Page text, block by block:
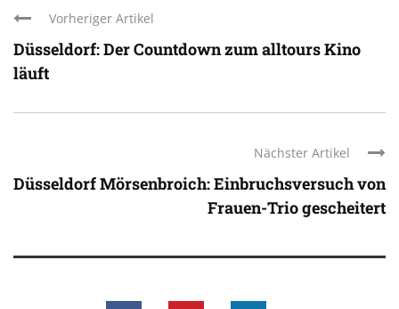
Vorheriger Artikel
Düsseldorf: Der Countdown zum alltours Kino
läuft
Nächster Artikel
Düsseldorf Mörsenbroich: Einbruchsversuch von
Frauen-Trio gescheitert